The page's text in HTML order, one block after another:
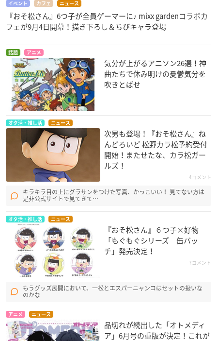
イベント カフェ ニュース
『おそ松さん』6つ子が全員ゲーマーに♪ mixx gardenコラボカ
フェが9月4日開幕！描き下ろし＆ちびキャラ登場
話題 アニメ
気分が上がるアニソン26選！神
曲たちで休み明けの憂鬱気分を
吹きとばせ
オタ活・推し活 ニュース
次男も登場！『おそ松さん』ね
んどろいど 松野カラ松予約受付
開始！またせたな、カラ松ガー
ルズ！
4コメント
キラキラ目の上にグラサンをつけた写真、かっこいい！ 見てない方は
是非公式サイトで見てきて…
オタ活・推し活 ニュース
『おそ松さん』６つ子×好物
「もぐもぐシリーズ 缶バッ
チ」発売決定！
7コメント
もうグッズ展開において、一松とエスパーニャンコはセットの扱いな
のかな
アニメ ニュース
品切れが続出した「オトメディ
ア」6月号の重版が決定！これが